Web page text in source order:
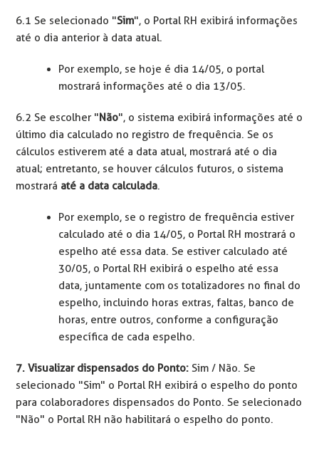
6.1 Se selecionado "Sim", o Portal RH exibirá informações
até o dia anterior à data atual.
Por exemplo, se hoje é dia 14/05, o portal
mostrará informações até o dia 13/05.
6.2 Se escolher "Não", o sistema exibirá informações até o
último dia calculado no registro de frequência. Se os
cálculos estiverem até a data atual, mostrará até o dia
atual; entretanto, se houver cálculos futuros, o sistema
mostrará até a data calculada.
Por exemplo, se o registro de frequência estiver
calculado até o dia 14/05, o Portal RH mostrará o
espelho até essa data. Se estiver calculado até
30/05, o Portal RH exibirá o espelho até essa
data, juntamente com os totalizadores no final do
espelho, incluindo horas extras, faltas, banco de
horas, entre outros, conforme a configuração
específica de cada espelho.
7. Visualizar dispensados do Ponto: Sim / Não. Se
selecionado "Sim" o Portal RH exibirá o espelho do ponto
para colaboradores dispensados do Ponto. Se selecionado
"Não" o Portal RH não habilitará o espelho do ponto.